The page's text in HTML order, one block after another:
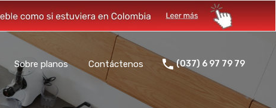
Sobre planos Contáctenos (037) 6 97 79 79